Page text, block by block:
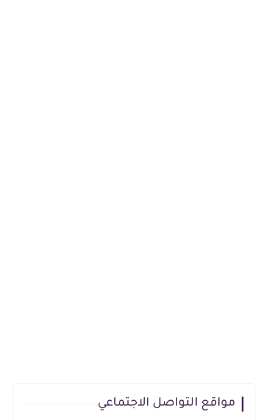
مواقع التواصل الاجتماعي